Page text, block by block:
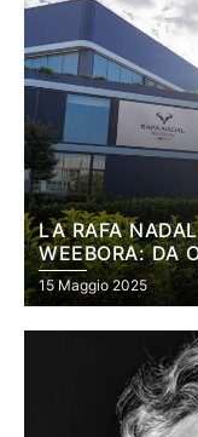
LA RAFA
WEEBORA: DA
PADEL DELLA
MALLORCA
15 Maggio 2025